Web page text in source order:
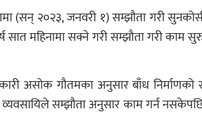
(सन् २०२३, जनवरी १) सम्झौता गरी
सात महिनामा सक्ने गरी सम्झौता गरी काम
असोक गौतमका अनुसार बाँध
व्यवसायिले सम्झौता अनुसार काम गर्न